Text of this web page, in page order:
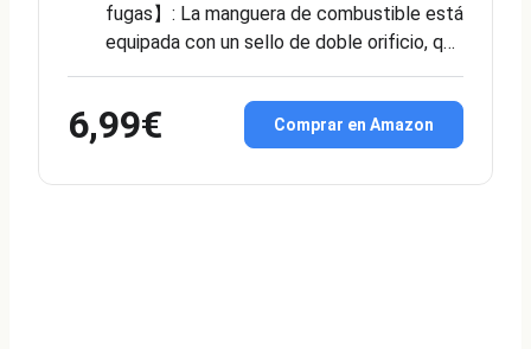
fugas】: La manguera de combustible está
equipada con un sello de doble orificio, q…
6,99€ Comprar en Amazon